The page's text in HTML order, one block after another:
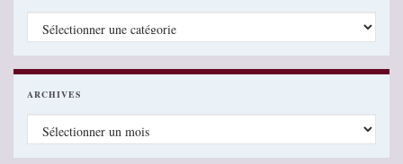
Catégories
ARCHIVES
Archives